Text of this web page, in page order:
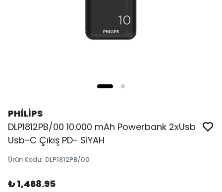
PHİLİPS
DLP1812PB/00 10.000 mAh Powerbank 2xUsb
Usb-C Çıkış PD- SİYAH
Ürün Kodu: DLP1812PB/00
₺ 1,468.95